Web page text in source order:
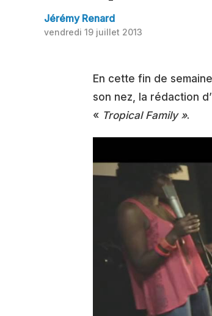
Jérémy Renard
vendredi 19 juillet 2013
En cette fin de
son nez, la rédaction d’
« Tropical Family ».